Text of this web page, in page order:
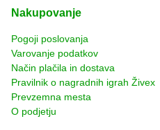
Nakupovanje
Pogoji poslovanja
Varovanje podatkov
Način plačila in dostava
Pravilnik o nagradnih igrah Živex
Prevzemna mesta
O podjetju